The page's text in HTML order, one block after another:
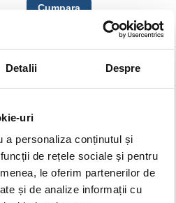
Detalii Despre
uri
a personaliza conținutul și
de rețele sociale și pentru
le oferim partenerilor de
și de analize informații cu
10 %
Ghiozdan anatomic Urban S-
179,99 lei(pret cu TVA)
199,99 lei(pret cu TVA)